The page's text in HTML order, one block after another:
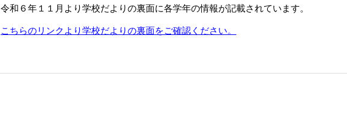
令和６年１１月より学校だよりの裏面に各学年の情報が記載されています。
こちらのリンクより学校だよりの裏面をご確認ください。